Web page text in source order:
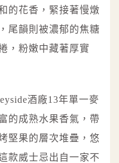
的花香，緊接著慢燉
尾韻則被濃郁的焦糖
，粉嫩中藏著厚實
酒廠13年單一麥
的成熟水果香氣，帶
堅果的層次堆疊，悠
款威士忌出自一家不